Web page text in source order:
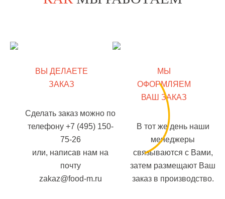
ВЫ ДЕЛАЕТЕ
ЗАКАЗ
Сделать заказ можно по
телефону +7 (495) 150-
75-26
или, написав нам на
почту
zakaz@food-m.ru
МЫ
ОФОРМЛЯЕМ
ВАШ ЗАКАЗ
В тот же день наши
менеджеры
связываются с Вами,
затем размещают Ваш
заказ в производство.